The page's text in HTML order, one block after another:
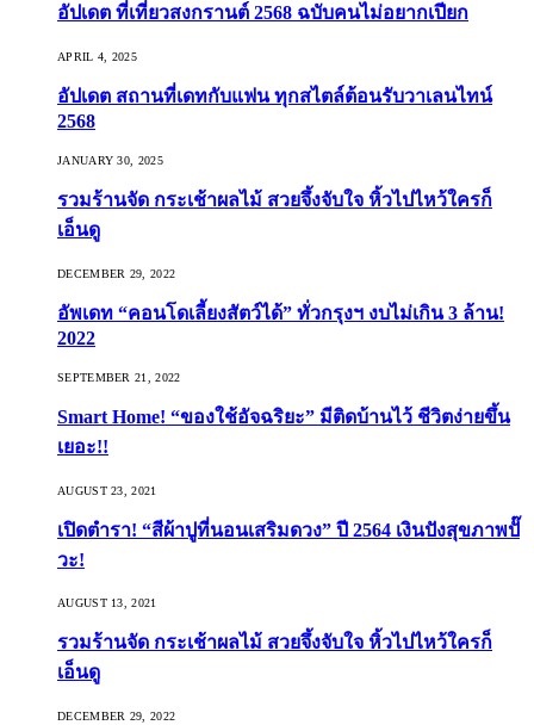
อัปเดต ที่เที่ยวสงกรานต์ 2568 ฉบับคนไม่อยากเปียก
APRIL 4, 2025
อัปเดต สถานที่เดทกับแฟน ทุกสไตล์ต้อนรับวาเลนไทน์
2568
JANUARY 30, 2025
รวมร้านจัด กระเช้าผลไม้ สวยจึ้งจับใจ หิ้วไปไหว้ใครก็
เอ็นดู
DECEMBER 29, 2022
อัพเดท “คอนโดเลี้ยงสัตว์ได้” ทั่วกรุงฯ งบไม่เกิน 3 ล้าน!
2022
SEPTEMBER 21, 2022
Smart Home! “ของใช้อัจฉริยะ” มีติดบ้านไว้ ชีวิตง่ายขึ้น
เยอะ!!
AUGUST 23, 2021
เปิดตำรา! “สีผ้าปูที่นอนเสริมดวง” ปี 2564 เงินปังสุขภาพปั๊
วะ!
AUGUST 13, 2021
รวมร้านจัด กระเช้าผลไม้ สวยจึ้งจับใจ หิ้วไปไหว้ใครก็
เอ็นดู
DECEMBER 29, 2022